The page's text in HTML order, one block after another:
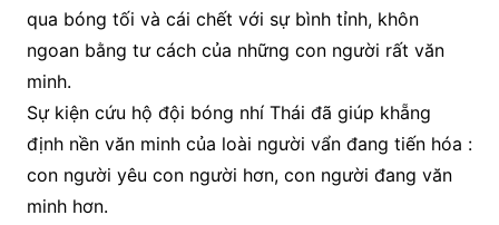
qua bóng tối và cái chết với sự bình tỉnh, khôn
ngoan bằng tư cách của những con người rất văn
minh.
Sự kiện cứu hộ đội bóng nhí Thái đã giúp khẵng
định nền văn minh của loài người vẩn đang tiến hóa :
con người yêu con người hơn, con người đang văn
minh hơn.